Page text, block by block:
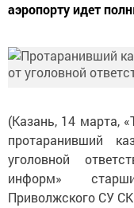
аэропорту идет
(Казань, 14 марта,
протаранивший
уголовной
информ»
Приволжского СУ